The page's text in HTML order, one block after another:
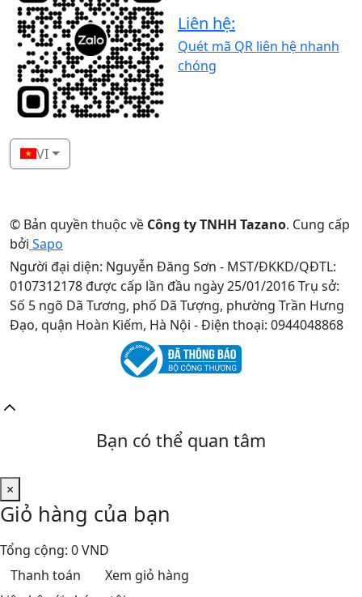
Liên hệ:
Quét mã QR liên hệ nhanh
chóng
VI
© Bản quyền thuộc về Công ty TNHH Tazano. Cung cấp
bởi Sapo
Người đại diện: Nguyễn Đăng Sơn - MST/ĐKKD/QĐTL:
0107312178 được cấp lần đầu ngày 25/01/2016 Trụ sở:
Số 5 ngõ Dã Tương, phố Dã Tượng, phường Trần Hưng
Đạo, quận Hoàn Kiếm, Hà Nội - Điện thoại: 0944048868
Bạn có thể quan tâm
×
Giỏ hàng của bạn
Tổng cộng: 0 VND
Thanh toán
Xem giỏ hàng